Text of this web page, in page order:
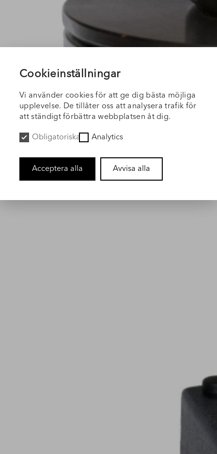
Cookieinställningar
Vi använder cookies för att ge dig bästa möjliga
upplevelse. De tillåter oss att analysera trafik för
att ständigt förbättra webbplatsen åt dig.
Obligatoriska Analytics
Acceptera alla Avvisa alla